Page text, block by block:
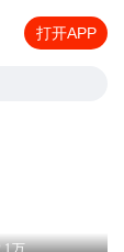
打开APP